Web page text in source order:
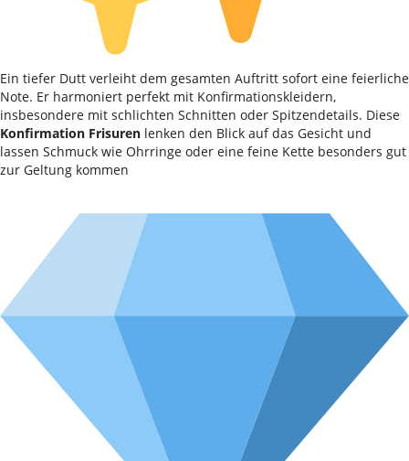
Ein tiefer Dutt verleiht dem gesamten Auftritt sofort eine feierliche
Note. Er harmoniert perfekt mit Konfirmationskleidern,
insbesondere mit schlichten Schnitten oder Spitzendetails. Diese
Konfirmation Frisuren lenken den Blick auf das Gesicht und
lassen Schmuck wie Ohrringe oder eine feine Kette besonders gut
zur Geltung kommen